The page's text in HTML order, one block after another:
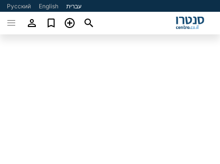
עברית English
Русский